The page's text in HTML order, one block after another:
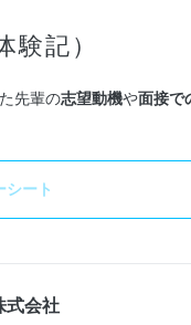
験記）
先輩の志望動機や面接で
シート
式会社